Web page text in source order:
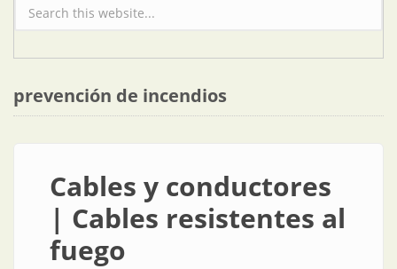
Formulario de búsqueda
prevención de incendios
Cables y conductores
| Cables resistentes al
fuego